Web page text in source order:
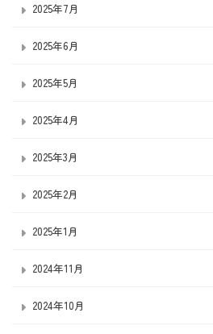
2025年7月
2025年6月
2025年5月
2025年4月
2025年3月
2025年2月
2025年1月
2024年11月
2024年10月